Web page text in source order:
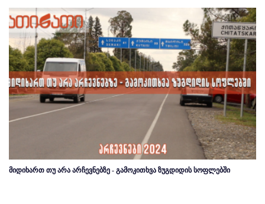
მიდიხართ თუ არა არჩევნებზე - გამოკითხვა ზუგდიდის სოფლებში